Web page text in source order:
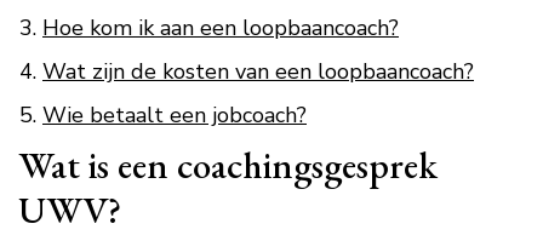
Hoe kom ik aan een loopbaancoach?
Wat zijn de kosten van een loopbaancoach?
Wie betaalt een jobcoach?
Wat is een coachingsgesprek
UWV?